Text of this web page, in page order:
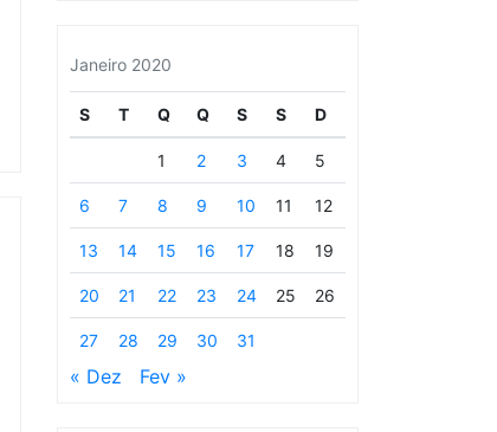
Janeiro 2020
S T Q Q S S D
1 2 3 4 5
6 7 8 9 10 11 12
13 14 15 16 17 18 19
20 21 22 23 24 25 26
27 28 29 30 31
« Dez Fev »